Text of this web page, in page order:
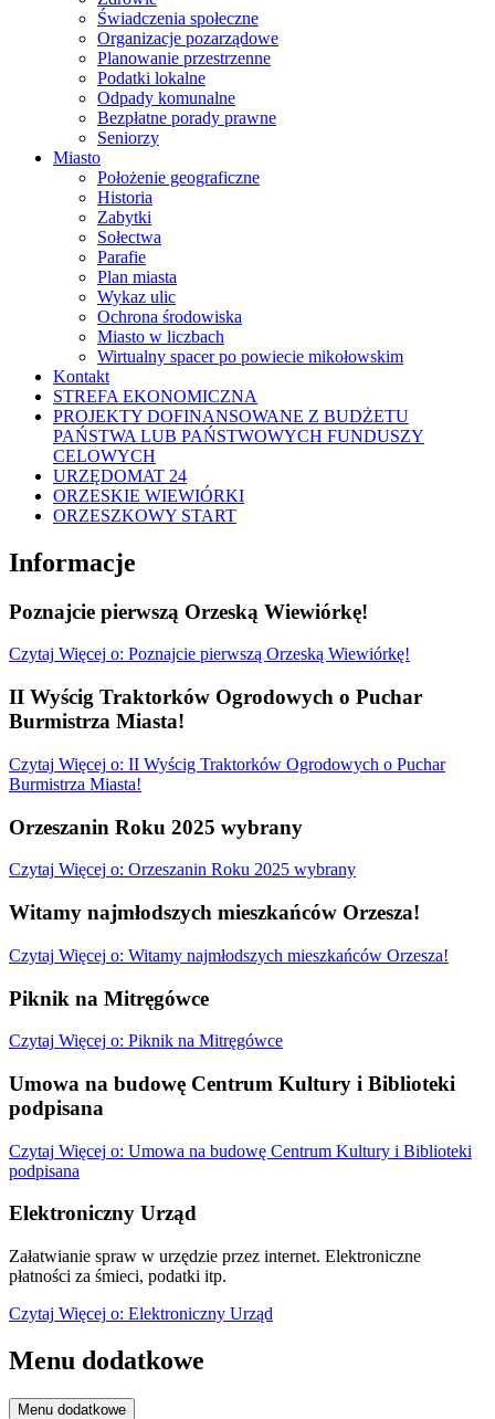
Świadczenia społeczne
Organizacje pozarządowe
Planowanie przestrzenne
Podatki lokalne
Odpady komunalne
Bezpłatne porady prawne
Seniorzy
Miasto
Położenie geograficzne
Historia
Zabytki
Sołectwa
Parafie
Plan miasta
Wykaz ulic
Ochrona środowiska
Miasto w liczbach
Wirtualny spacer po powiecie mikołowskim
Kontakt
STREFA EKONOMICZNA
PROJEKTY DOFINANSOWANE Z BUDŻETU
PAŃSTWA LUB PAŃSTWOWYCH FUNDUSZY
CELOWYCH
URZĘDOMAT 24
ORZESKIE WIEWIÓRKI
ORZESZKOWY START
Informacje
Poznajcie pierwszą Orzeską Wiewiórkę!
Czytaj Więcej o: Poznajcie pierwszą Orzeską Wiewiórkę!
II Wyścig Traktorków Ogrodowych o Puchar
Burmistrza Miasta!
Czytaj Więcej o: II Wyścig Traktorków Ogrodowych o Puchar
Burmistrza Miasta!
Orzeszanin Roku 2025 wybrany
Czytaj Więcej o: Orzeszanin Roku 2025 wybrany
Witamy najmłodszych mieszkańców Orzesza!
Czytaj Więcej o: Witamy najmłodszych mieszkańców Orzesza!
Piknik na Mitręgówce
Czytaj Więcej o: Piknik na Mitręgówce
Umowa na budowę Centrum Kultury i Biblioteki
podpisana
Czytaj Więcej o: Umowa na budowę Centrum Kultury i Biblioteki
podpisana
Elektroniczny Urząd
Załatwianie spraw w urzędzie przez internet. Elektroniczne
płatności za śmieci, podatki itp.
Czytaj Więcej o: Elektroniczny Urząd
Menu dodatkowe
Menu dodatkowe